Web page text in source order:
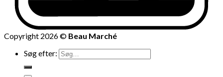
Copyright 2026 © Beau Marché
Søg efter: